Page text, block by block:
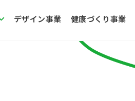
デザイン事業 健康づくり事業